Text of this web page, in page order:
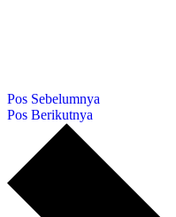
Pos Sebelumnya
Pos Berikutnya